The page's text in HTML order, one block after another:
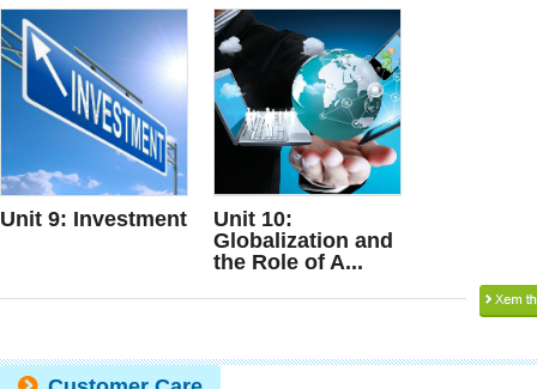
Unit 9: Investment
Unit 10:
Globalization and
the Role of A...